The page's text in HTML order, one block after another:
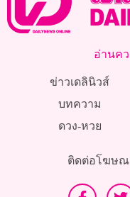
อ่านค
ข่าวเดลินิวส์
บทความ
ดวง-หวย
ติดต่อโฆษณ